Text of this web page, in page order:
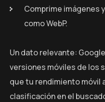
Comprime imágenes
como WebP.
Un dato relevante:
versiones móviles de los
que tu rendimiento
clasificación en el